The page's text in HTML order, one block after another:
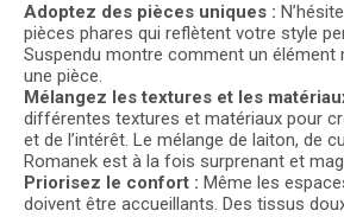
Adoptez des pièces uniques :
pièces phares qui reflètent votre style
Suspendu montre comment un élément
une pièce.
Mélangez les textures et les
différentes textures et matériaux pour
et de l’intérêt. Le mélange de laiton, de
Romanek est à la fois surprenant et
Priorisez le confort : Même les
doivent être accueillants. Des tissus